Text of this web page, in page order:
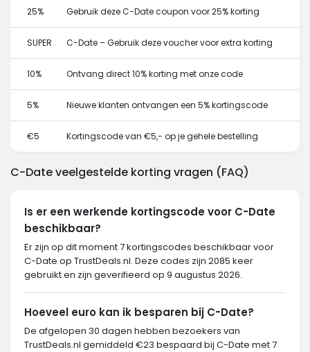
25% Gebruik deze C-Date coupon voor 25% korting
SUPER C-Date – Gebruik deze voucher voor extra korting
10% Ontvang direct 10% korting met onze code
5% Nieuwe klanten ontvangen een 5% kortingscode
€5 Kortingscode van €5,- op je gehele bestelling
C-Date veelgestelde korting vragen (FAQ)
Is er een werkende kortingscode voor C-Date
beschikbaar?
Er zijn op dit moment 7 kortingscodes beschikbaar voor
C-Date op TrustDeals.nl. Deze codes zijn 2085 keer
gebruikt en zijn geverifieerd op 9 augustus 2026.
Hoeveel euro kan ik besparen bij C-Date?
De afgelopen 30 dagen hebben bezoekers van
TrustDeals.nl gemiddeld €23 bespaard bij C-Date met 7